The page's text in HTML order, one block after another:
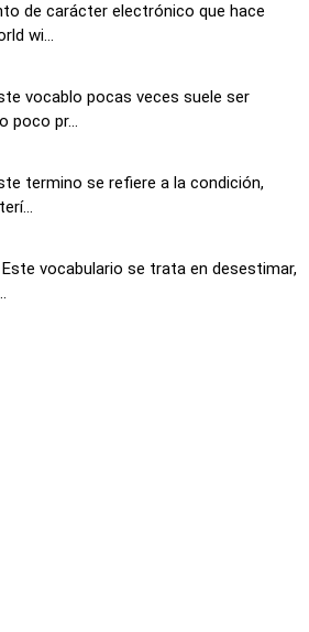
de carácter electrónico que hace
wi...
vocablo pocas veces suele ser
poco pr...
termino se refiere a la condición,
vocabulario se trata en desestimar,